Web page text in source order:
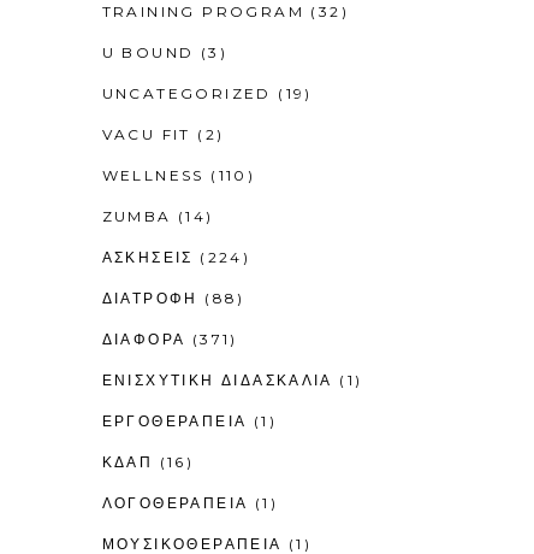
TRAINING PROGRAM (32)
U BOUND (3)
UNCATEGORIZED (19)
VACU FIT (2)
WELLNESS (110)
ZUMBA (14)
ΑΣΚΗΣΕΙΣ (224)
ΔΙΑΤΡΟΦΗ (88)
ΔΙΑΦΟΡΑ (371)
ΕΝΙΣΧΥΤΙΚΉ ΔΙΔΑΣΚΑΛΊΑ (1)
ΕΡΓΟΘΕΡΑΠΕΊΑ (1)
ΚΔΑΠ (16)
ΛΟΓΟΘΕΡΑΠΕΊΑ (1)
ΜΟΥΣΙΚΟΘΕΡΑΠΕΊΑ (1)